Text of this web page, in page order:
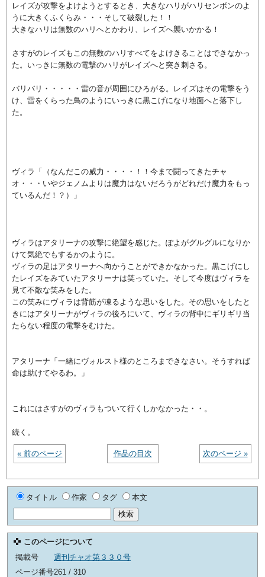
レイズが攻撃をよけようとするとき、大きなハリがハリセンボンのよ
うに大きくふくらみ・・・そして破裂した！！
大きなハリは無数のハリへとかわり、レイズへ襲いかかる！
さすがのレイズもこの無数のハリすべてをよけきることはできなかっ
た。いっきに無数の電撃のハリがレイズへと突き刺さる。
バリバリ・・・・・雷の音が周囲にひろがる。レイズはその電撃をう
け、雷をくらった鳥のようにいっきに黒こげになり地面へと落下し
た。
ヴィラ「（なんだこの威力・・・・！！今まで闘ってきたチャ
オ・・・いやジェノムよりは魔力はないだろうがどれだけ魔力をもっ
ているんだ！？）」
ヴィラはアタリーナの攻撃に絶望を感じた。ぽよがグルグルになりか
けて気絶でもするかのように。
ヴィラの足はアタリーナへ向かうことができかなかった。黒こげにし
たレイズをみていたアタリーナは笑っていた。そして今度はヴィラを
見て不敵な笑みをした。
この笑みにヴィラは背筋が凍るような思いをした。その思いをしたと
きにはアタリーナがヴィラの後ろにいて、ヴィラの背中にギリギリ当
たらない程度の電撃をむけた。
アタリーナ「一緒にヴォルスト様のところまできなさい。そうすれば
命は助けてやるわ。」
これにはさすがのヴィラもついて行くしかなかった・・。
続く。
« 前のページ 次のページ »
作品の目次
タイトル 作家 タグ 本文
このページについて
掲載号
週刊チャオ第３３０号
ページ番号261 / 310